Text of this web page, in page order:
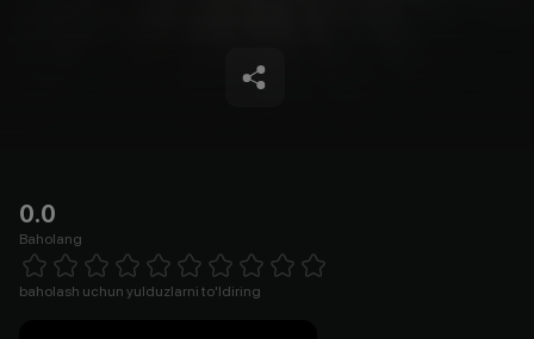
0.0
Baholang
1 Star 2 Stars 3 Stars 4 Stars5 Stars 6 Stars7 Stars8 Stars
baholash uchun yulduzlarni to'ldiring